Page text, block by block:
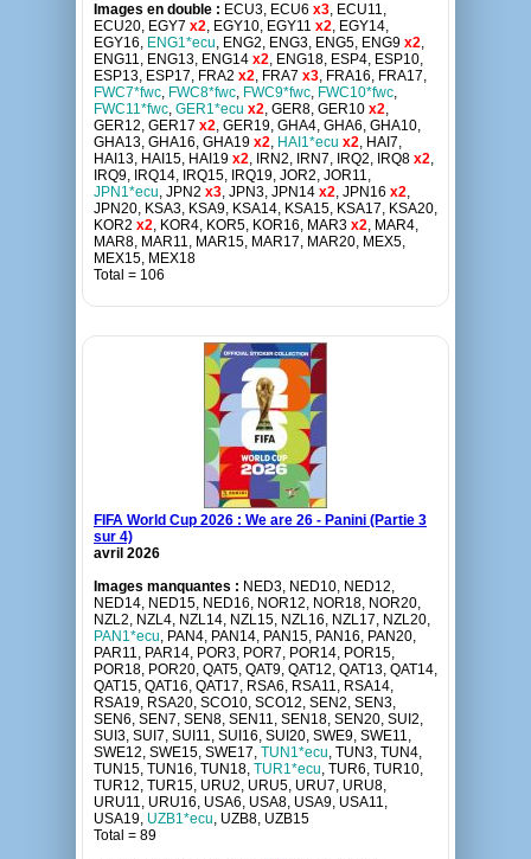
Images en double : ECU3, ECU6 x3, ECU11,
ECU20, EGY7 x2, EGY10, EGY11 x2, EGY14,
EGY16, ENG1*ecu, ENG2, ENG3, ENG5, ENG9 x2,
ENG11, ENG13, ENG14 x2, ENG18, ESP4, ESP10,
ESP13, ESP17, FRA2 x2, FRA7 x3, FRA16, FRA17,
FWC7*fwc, FWC8*fwc, FWC9*fwc, FWC10*fwc,
FWC11*fwc, GER1*ecu x2, GER8, GER10 x2,
GER12, GER17 x2, GER19, GHA4, GHA6, GHA10,
GHA13, GHA16, GHA19 x2, HAI1*ecu x2, HAI7,
HAI13, HAI15, HAI19 x2, IRN2, IRN7, IRQ2, IRQ8 x2,
IRQ9, IRQ14, IRQ15, IRQ19, JOR2, JOR11,
JPN1*ecu, JPN2 x3, JPN3, JPN14 x2, JPN16 x2,
JPN20, KSA3, KSA9, KSA14, KSA15, KSA17, KSA20,
KOR2 x2, KOR4, KOR5, KOR16, MAR3 x2, MAR4,
MAR8, MAR11, MAR15, MAR17, MAR20, MEX5,
MEX15, MEX18
Total = 106
FIFA World Cup 2026 : We are 26 - Panini (Partie 3
sur 4)
avril 2026
Images manquantes : NED3, NED10, NED12,
NED14, NED15, NED16, NOR12, NOR18, NOR20,
NZL2, NZL4, NZL14, NZL15, NZL16, NZL17, NZL20,
PAN1*ecu, PAN4, PAN14, PAN15, PAN16, PAN20,
PAR11, PAR14, POR3, POR7, POR14, POR15,
POR18, POR20, QAT5, QAT9, QAT12, QAT13, QAT14,
QAT15, QAT16, QAT17, RSA6, RSA11, RSA14,
RSA19, RSA20, SCO10, SCO12, SEN2, SEN3,
SEN6, SEN7, SEN8, SEN11, SEN18, SEN20, SUI2,
SUI3, SUI7, SUI11, SUI16, SUI20, SWE9, SWE11,
SWE12, SWE15, SWE17, TUN1*ecu, TUN3, TUN4,
TUN15, TUN16, TUN18, TUR1*ecu, TUR6, TUR10,
TUR12, TUR15, URU2, URU5, URU7, URU8,
URU11, URU16, USA6, USA8, USA9, USA11,
USA19, UZB1*ecu, UZB8, UZB15
Total = 89